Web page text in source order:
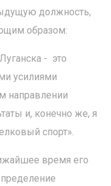
должность,
образом:
- это
усилиями
направлении
и, конечно же, я
спорт».
время его